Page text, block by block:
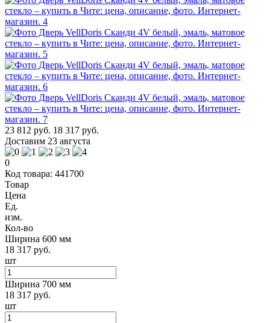
23 812 руб. 18 317 руб.
Доставим 23 августа
0
Код товара: 441700
Товар
Цена
Ед.
изм.
Кол-во
Ширина 600 мм
18 317 руб.
шт
Ширина 700 мм
18 317 руб.
шт